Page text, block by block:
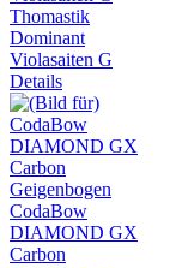
Thomastik
Dominant
Violasaiten G
Details
CodaBow
DIAMOND GX
Carbon